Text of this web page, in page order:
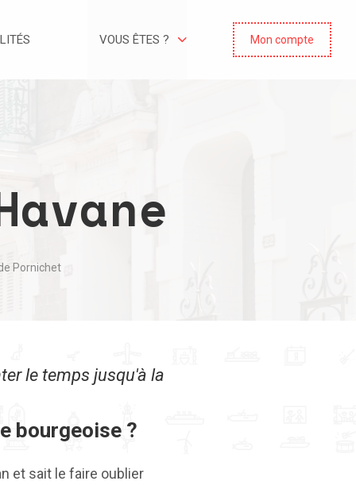
VOUS ÊTES ? Mon compte
Pornichet
le temps jusqu'à la
bourgeoise ?
et sait le faire oublier